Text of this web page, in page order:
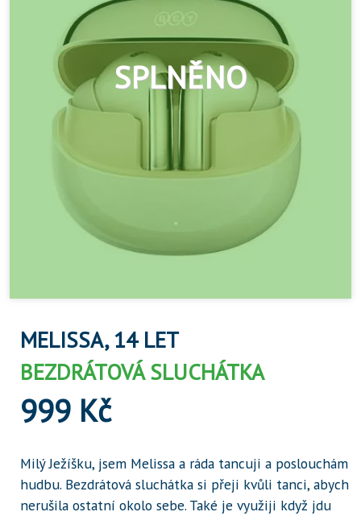
MELISSA, 14 LET
BEZDRÁTOVÁ SLUCHÁTKA
999 Kč
Milý Ježíšku, jsem Melissa a ráda tancuji a poslouchám
hudbu. Bezdrátová sluchátka si přeji kvůli tanci, abych
nerušila ostatní okolo sebe. Také je využiji když jdu